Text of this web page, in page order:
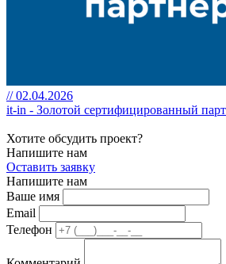
// 02.04.2026
it-in - Золотой сертифицированный
Хотите обсудить проект?
Напишите нам
Оставить заявку
Напишите нам
Ваше имя
Email
Телефон